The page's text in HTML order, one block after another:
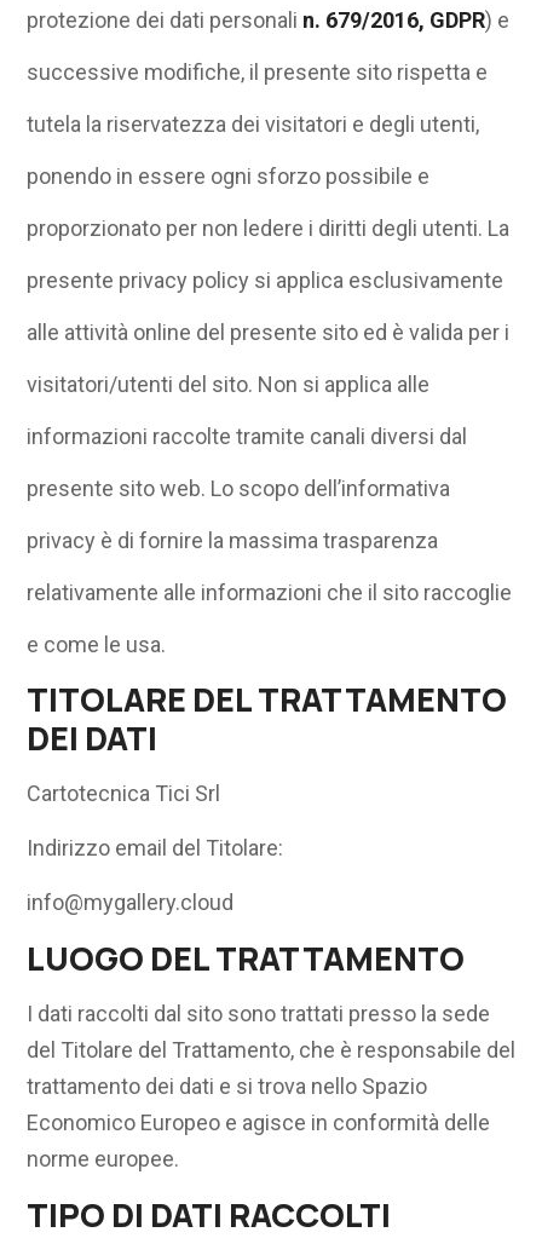
protezione dei dati personali n. 679/2016, GDPR) e
successive modifiche, il presente sito rispetta e
tutela la riservatezza dei visitatori e degli utenti,
ponendo in essere ogni sforzo possibile e
proporzionato per non ledere i diritti degli utenti. La
presente privacy policy si applica esclusivamente
alle attività online del presente sito ed è valida per i
visitatori/utenti del sito. Non si applica alle
informazioni raccolte tramite canali diversi dal
presente sito web. Lo scopo dell’informativa
privacy è di fornire la massima trasparenza
relativamente alle informazioni che il sito raccoglie
e come le usa.
TITOLARE DEL TRATTAMENTO
DEI DATI
Cartotecnica Tici Srl
Indirizzo email del Titolare:
info@mygallery.cloud
LUOGO DEL TRATTAMENTO
I dati raccolti dal sito sono trattati presso la sede
del Titolare del Trattamento, che è responsabile del
trattamento dei dati e si trova nello Spazio
Economico Europeo e agisce in conformità delle
norme europee.
TIPO DI DATI RACCOLTI